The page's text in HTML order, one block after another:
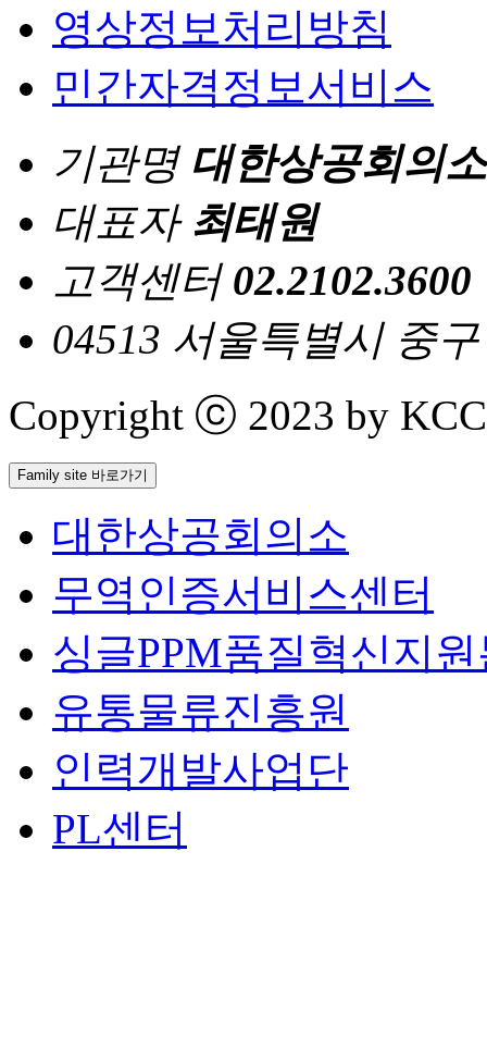
영상정보처리방침
민간자격정보서비스
기관명 대한상공회의소
대표자 최태원
고객센터 02.2102.3600
04513 서울특별시 중
Copyright ⓒ 2023 by
Family site 바로가기
대한상공회의소
무역인증서비스센터
싱글PPM품질혁신지
유통물류진흥원
인력개발사업단
PL센터